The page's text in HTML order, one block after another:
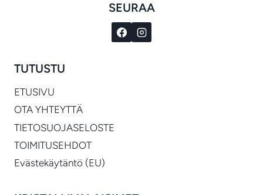
SEURAA
TUTUSTU
ETUSIVU
OTA YHTEYTTÄ
TIETOSUOJASELOSTE
TOIMITUSEHDOT
Evästekäytäntö (EU)